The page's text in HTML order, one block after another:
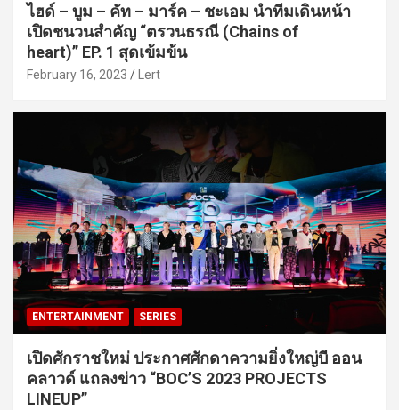
ไฮด์ – บูม – คัท – มาร์ค – ชะเอม นำทีมเดินหน้า
เปิดชนวนสำคัญ “ตรวนธรณี (Chains of
heart)” EP. 1 สุดเข้มข้น
February 16, 2023 Lert
ENTERTAINMENT SERIES
เปิดศักราชใหม่ ประกาศศักดาความยิ่งใหญ่บี ออน
คลาวด์ แถลงข่าว “BOC’S 2023 PROJECTS
LINEUP”